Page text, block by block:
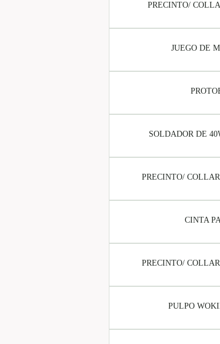
PRECINTO/
JUEGO DE
SOLDADOR DE
PRECINTO/
CINTA
PRECINTO/
PULPO